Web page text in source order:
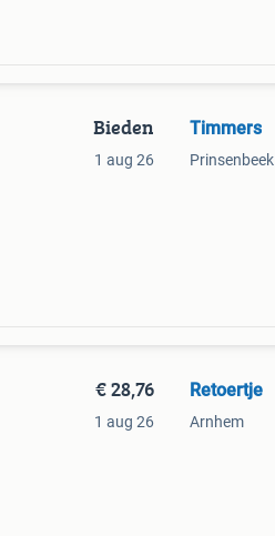
Bieden
1 aug 26
Timmers
Prinsenbeek
€ 28,76
1 aug 26
Retoertje
Arnhem